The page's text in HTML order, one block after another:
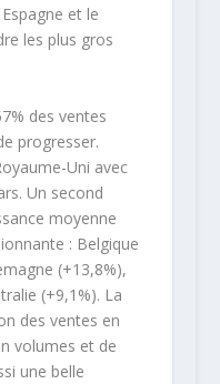
et le
les plus gros
des ventes
progresser.
Uni avec
Un second
moyenne
: Belgique
(+13,8%),
(+9,1%). La
des ventes en
volumes et de
une belle